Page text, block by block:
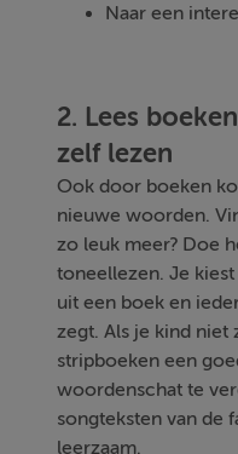
Naar een
2. Lees
zelf lezen
Ook door boeken
nieuwe woorden.
zo leuk meer? Doe
toneellezen. Je
uit een boek en
zegt. Als je kind niet
stripboeken een
woordenschat te
songteksten van de
leerzaam.